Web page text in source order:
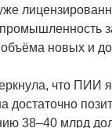
новых и
что ПИИ
достаточно
38–40 млрд